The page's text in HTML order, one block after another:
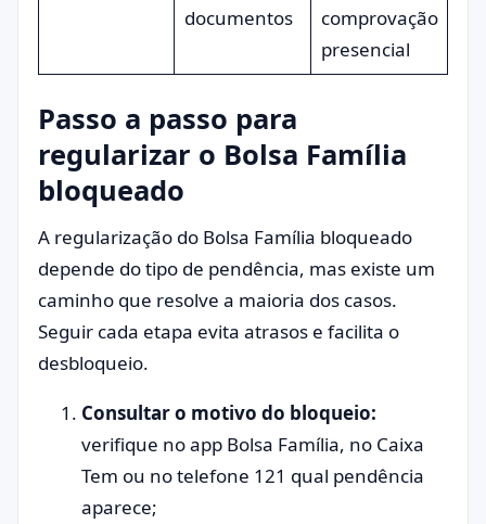
documentos
comprovação
presencial
Passo a passo para
regularizar o Bolsa Família
bloqueado
A regularização do Bolsa Família bloqueado
depende do tipo de pendência, mas existe um
caminho que resolve a maioria dos casos.
Seguir cada etapa evita atrasos e facilita o
desbloqueio.
Consultar o motivo do bloqueio:
verifique no app Bolsa Família, no Caixa
Tem ou no telefone 121 qual pendência
aparece;